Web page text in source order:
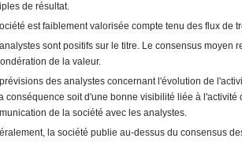
de résultat.
est faiblement valorisée compte tenu des flux de
sont positifs sur le titre. Le consensus moyen
de la valeur.
des analystes concernant l'évolution de
conséquence soit d'une bonne visibilité liée à l'activité
de la société avec les analystes.
la société publie au-dessus du consensus